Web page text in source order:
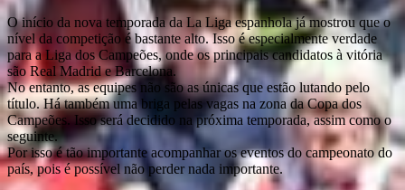
O início da nova temporada da La Liga espanhola já mostrou que o
nível da competição é bastante alto. Isso é especialmente verdade
para a Liga dos Campeões, onde os principais candidatos à vitória
são Real Madrid e Barcelona.
No entanto, as equipes não são as únicas que estão lutando pelo
título. Há também uma briga pelas vagas na zona da Copa dos
Campeões. Isso será decidido na próxima temporada, assim como o
seguinte.
Por isso é tão importante acompanhar os eventos do campeonato do
país, pois é possível não perder nada importante.